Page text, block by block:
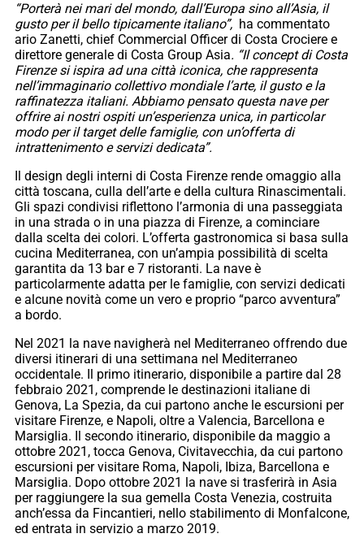
“Porterà nei mari del mondo, dall’Europa sino all’Asia, il
gusto per il bello tipicamente italiano”, ha commentato
ario Zanetti, chief Commercial Officer di Costa Crociere e
direttore generale di Costa Group Asia. “Il concept di Costa
Firenze si ispira ad una città iconica, che rappresenta
nell’immaginario collettivo mondiale l’arte, il gusto e la
raffinatezza italiani. Abbiamo pensato questa nave per
offrire ai nostri ospiti un’esperienza unica, in particolar
modo per il target delle famiglie, con un’offerta di
intrattenimento e servizi dedicata”.
Il design degli interni di Costa Firenze rende omaggio alla
città toscana, culla dell’arte e della cultura Rinascimentali.
Gli spazi condivisi riflettono l’armonia di una passeggiata
in una strada o in una piazza di Firenze, a cominciare
dalla scelta dei colori. L’offerta gastronomica si basa sulla
cucina Mediterranea, con un’ampia possibilità di scelta
garantita da 13 bar e 7 ristoranti. La nave è
particolarmente adatta per le famiglie, con servizi dedicati
e alcune novità come un vero e proprio “parco avventura”
a bordo.
Nel 2021 la nave navigherà nel Mediterraneo offrendo due
diversi itinerari di una settimana nel Mediterraneo
occidentale. Il primo itinerario, disponibile a partire dal 28
febbraio 2021, comprende le destinazioni italiane di
Genova, La Spezia, da cui partono anche le escursioni per
visitare Firenze, e Napoli, oltre a Valencia, Barcellona e
Marsiglia. Il secondo itinerario, disponibile da maggio a
ottobre 2021, tocca Genova, Civitavecchia, da cui partono
escursioni per visitare Roma, Napoli, Ibiza, Barcellona e
Marsiglia. Dopo ottobre 2021 la nave si trasferirà in Asia
per raggiungere la sua gemella Costa Venezia, costruita
anch’essa da Fincantieri, nello stabilimento di Monfalcone,
ed entrata in servizio a marzo 2019.